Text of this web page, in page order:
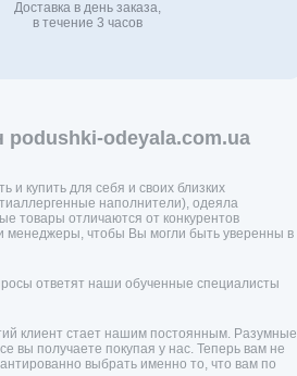
Доставка в день заказа,
в течение 3 часов
podushki-odeyala.com.ua
и купить для себя и своих близких
наполнители), одеяла
товары отличаются от конкурентов
менеджеры, чтобы Вы могли быть уверенны в
ответят наши обученные специалисты
клиент стает нашим постоянным. Разумные
вы получаете покупая у нас. Теперь вам не
выбрать именно то, что вам по